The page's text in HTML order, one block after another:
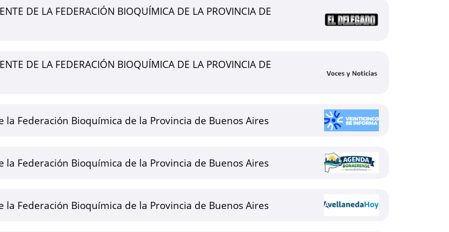
DE LA FEDERACIÓN BIOQUÍMICA DE LA PROVINCIA DE
DE LA FEDERACIÓN BIOQUÍMICA DE LA PROVINCIA DE
Federación Bioquímica de la Provincia de Buenos Aires
Federación Bioquímica de la Provincia de Buenos Aires
Federación Bioquímica de la Provincia de Buenos Aires